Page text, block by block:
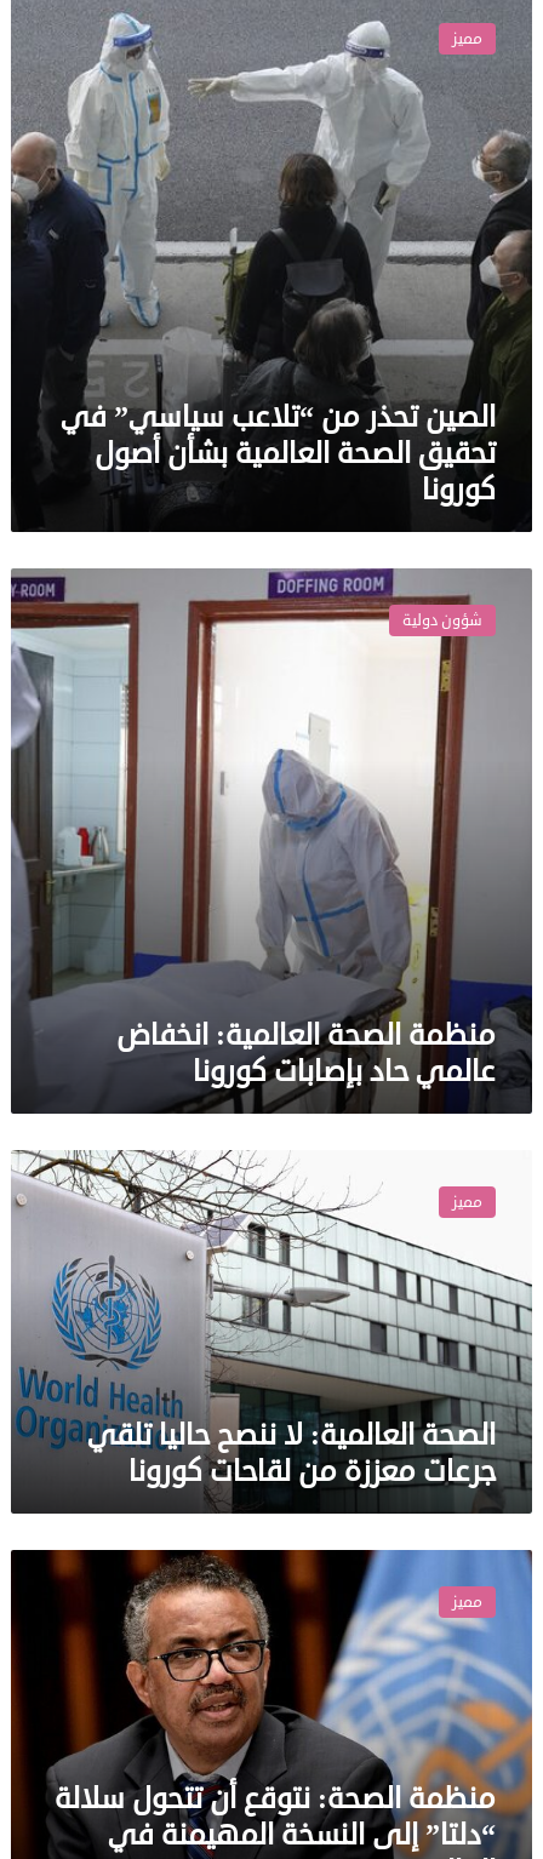
من
سياسي”
في
تحقيق
الصحة
العالمية
بشأن
أصول
كورونا
مميز
الصين تحذر من “تلاعب سياسي” في
تحقيق الصحة العالمية بشأن أصول
كورونا
الصحة
العالمية:شؤون دولية
منظمة الصحة العالمية: انخفاض
عالمي حاد بإصابات كورونا
العالمية:
تلقي
جرعات
معززة
من
لقاحات
كورونا
مميز
الصحة العالمية: لا ننصح حاليا تلقي
جرعات معززة من لقاحات كورونا
منظمة
الصحة:
تتحول
سلالة
“دلتا”
إلى
النسخة
المهيمنة
في
مميز
منظمة الصحة: نتوقع أن تتحول سلالة
“دلتا” إلى النسخة المهيمنة في